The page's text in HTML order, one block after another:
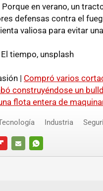
en verano, un
defensas contra el
valiosa para evitar
tiempo, unsplash
| Compró varios
construyéndose un
flota entera de
E-
WHATSAPP
Industria